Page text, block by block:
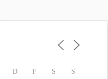
D F S S